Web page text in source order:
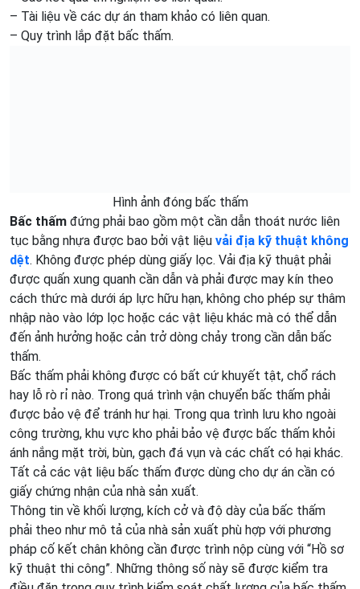
– Tài liệu về các dự án tham khảo có liên quan.
– Quy trình lắp đặt bấc thấm.
Hình ảnh đóng bấc thấm
Bấc thấm đứng phải bao gồm một cần dẫn thoát nước liên
tục bằng nhựa được bao bởi vật liệu vải địa kỹ thuật không
dệt. Không được phép dùng giấy lọc. Vải địa kỹ thuật phải
được quấn xung quanh cần dẫn và phải được may kín theo
cách thức mà dưới áp lực hữu hạn, không cho phép sự thâm
nhập nào vào lớp lọc hoặc các vật liệu khác mà có thể dẫn
đến ảnh hưởng hoặc cản trở dòng chảy trong cần dẫn bấc
thấm.
Bấc thấm phải không được có bất cứ khuyết tật, chổ rách
hay lỗ rò rỉ nào. Trong quá trình vận chuyển bấc thấm phải
được bảo vệ để tránh hư hại. Trong qua trình lưu kho ngoài
công trường, khu vực kho phải bảo vệ được bấc thấm khỏi
ánh nắng mặt trời, bùn, gạch đá vụn và các chất có hại khác.
Tất cả các vật liệu bấc thấm được dùng cho dự án cần có
giấy chứng nhận của nhà sản xuất.
Thông tin về khối lượng, kích cở và độ dày của bấc thấm
phải theo như mô tả của nhà sản xuất phù hợp với phương
pháp cố kết chân không cần được trình nộp cùng với “Hồ sơ
kỹ thuật thi công”. Những thông số này sẽ được kiểm tra